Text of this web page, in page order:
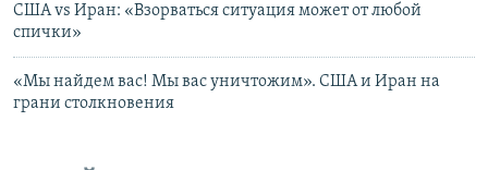
США vs Иран: «Взорваться ситуация может от любой
спички»
«Мы найдем вас! Мы вас уничтожим». США и Иран на
грани столкновения